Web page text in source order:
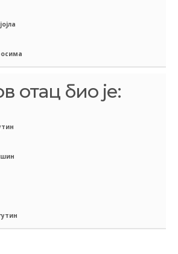
отац био је: